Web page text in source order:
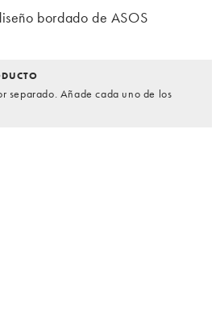
bordado de ASOS
separado. Añade cada uno de los